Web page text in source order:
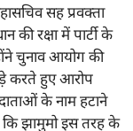
सह प्रवक्ता
की रक्षा में पार्टी के
चुनाव आयोग की
करते हुए आरोप
के नाम हटाने
कि झामुमो इस तरह के